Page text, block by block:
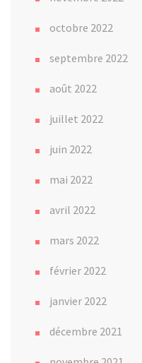
octobre 2022
septembre 2022
août 2022
juillet 2022
juin 2022
mai 2022
avril 2022
mars 2022
février 2022
janvier 2022
décembre 2021